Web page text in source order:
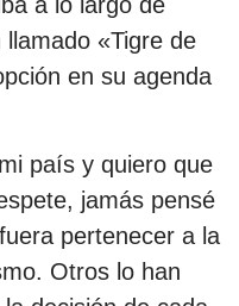
«Tigre de
en su agenda
país y quiero que
jamás pensé
pertenecer a la
Otros lo han